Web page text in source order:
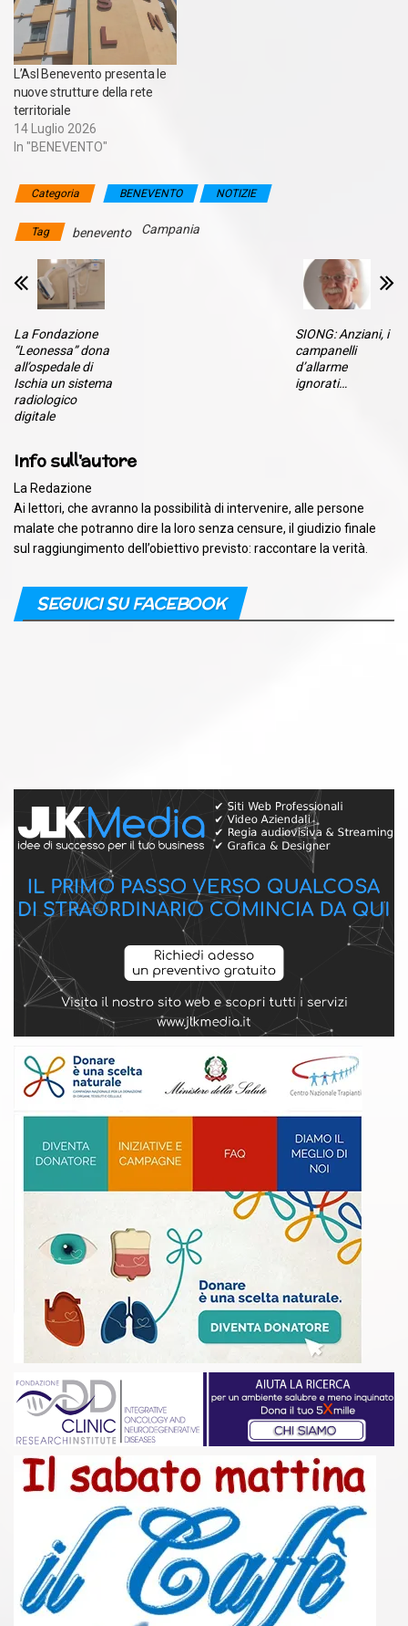
previsto una specifica
misura d'intervento per la
salute, la Missione 6, che
destina…
L’Asl Benevento presenta le
nuove strutture della rete
territoriale
14 Luglio 2026
In "BENEVENTO"
Categoria BENEVENTO NOTIZIE
Tag benevento Campania
La Fondazione
“Leonessa” dona
all’ospedale di
Ischia un sistema
radiologico
digitale
SIONG: Anziani, i
campanelli
d’allarme
ignorati…
Info sull'autore
La Redazione
Ai lettori, che avranno la possibilità di intervenire, alle persone
malate che potranno dire la loro senza censure, il giudizio finale
sul raggiungimento dell’obiettivo previsto: raccontare la verità.
SEGUICI SU FACEBOOK